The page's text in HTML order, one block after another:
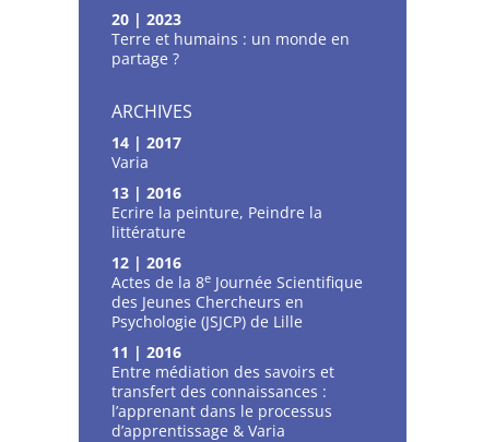
20 | 2023
Terre et humains : un monde en
partage ?
ARCHIVES
14 | 2017
Varia
13 | 2016
Ecrire la peinture, Peindre la
littérature
12 | 2016
Actes de la 8e Journée Scientifique
des Jeunes Chercheurs en
Psychologie (JSJCP) de Lille
11 | 2016
Entre médiation des savoirs et
transfert des connaissances :
l’apprenant dans le processus
d’apprentissage & Varia